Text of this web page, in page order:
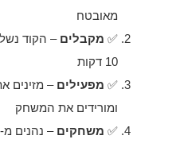
מאובטח
✅ מקבלים
10 דקות
✅ מפעילים
ומורידים את המשחק
✅ משחקים